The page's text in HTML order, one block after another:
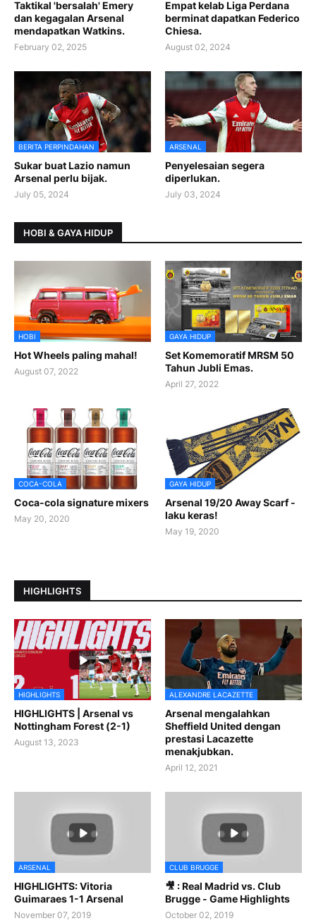
Taktikal 'bersalah' Emery
dan kegagalan Arsenal
mendapatkan Watkins.
February 02, 2025
Empat kelab Liga Perdana
berminat dapatkan Federico
Chiesa.
August 02, 2024
BERITA PERPINDAHAN
Sukar buat Lazio namun
Arsenal perlu bijak.
July 05, 2024
ARSENAL
Penyelesaian segera
diperlukan.
July 03, 2024
HOBI & GAYA HIDUP
HOBI
Hot Wheels paling mahal!
August 07, 2022
GAYA HIDUP
Set Komemoratif MRSM 50
Tahun Jubli Emas.
April 27, 2022
COCA-COLA
Coca-cola signature mixers
May 20, 2020
GAYA HIDUP
Arsenal 19/20 Away Scarf -
laku keras!
May 19, 2020
HIGHLIGHTS
HIGHLIGHTS
HIGHLIGHTS | Arsenal vs
Nottingham Forest (2-1)
August 13, 2023
ALEXANDRE LACAZETTE
Arsenal mengalahkan
Sheffield United dengan
prestasi Lacazette
menakjubkan.
April 12, 2021
ARSENAL
HIGHLIGHTS: Vitoria
Guimaraes 1-1 Arsenal
November 07, 2019
CLUB BRUGGE
🎥 : Real Madrid vs. Club
Brugge - Game Highlights
October 02, 2019